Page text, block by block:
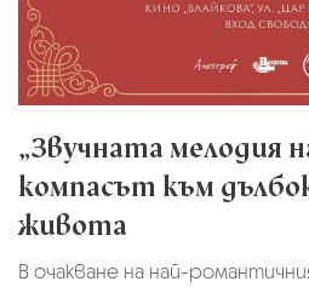
„Звучната мелодия
компасът към
живота
В очакване на най-